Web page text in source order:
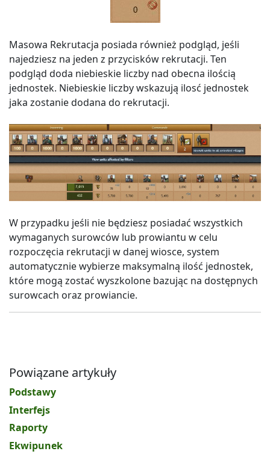
Masowa Rekrutacja posiada również podgląd, jeśli
najedziesz na jeden z przycisków rekrutacji. Ten
podgląd doda niebieskie liczby nad obecna ilością
jednostek. Niebieskie liczby wskazują ilosć jednostek
jaka zostanie dodana do rekrutacji.
W przypadku jeśli nie będziesz posiadać wszystkich
wymaganych surowców lub prowiantu w celu
rozpoczęcia rekrutacji w danej wiosce, system
automatycznie wybierze maksymalną ilość jednostek,
które mogą zostać wyszkolone bazując na dostępnych
surowcach oraz prowiancie.
Powiązane artykuły
Podstawy
Interfejs
Raporty
Ekwipunek